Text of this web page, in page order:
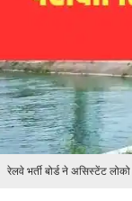
रेलवे भर्ती बोर्ड ने असिस्टेंट